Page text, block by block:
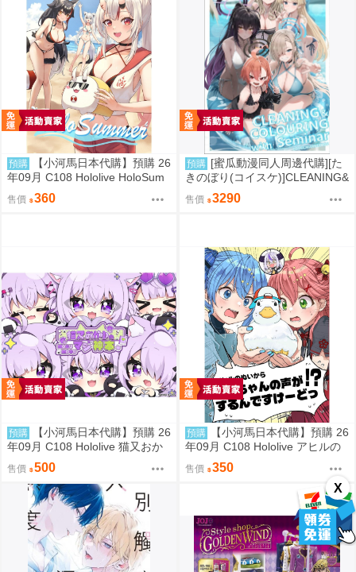
X
預購
【小河馬日本代購】預購 26
年09月 C108 Hololive HoloSum
mer 繪師:李神の落書き場
售價 360
預購 [蜜瓜動漫同人周邊代購][た
きのぼり(コイスケ)]CLEANING&
COLOURING with Seminar メ
ロンブックス新刊セット【メロ
軸特典版)(同人誌)
售價 3290
預購
【小河馬日本代購】預購 26
年09月 C108 Hololive 猫又おか
ゆのMOGUMOGUマジ神本 繪
師:むーらん 神岡ちろる
售價 500
預購
【小河馬日本代購】預購 26
年09月 C108 Hololive アヒルの
ぬいからスバちゃんの声がする
んですけーどっ 繪師:MALINO
售價 350